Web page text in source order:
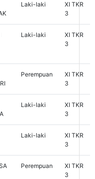
Laki-laki
XI TKR
3
Laki-laki
XI TKR
3
Perempuan
XI TKR
3
Laki-laki
XI TKR
3
Laki-laki
XI TKR
3
Perempuan
XI TKR
3